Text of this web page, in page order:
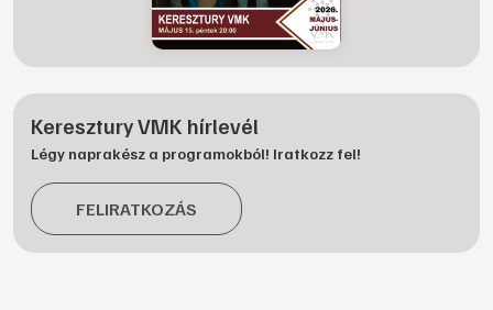
Keresztury VMK hírlevél
Légy naprakész a programokból! Iratkozz fel!
FELIRATKOZÁS